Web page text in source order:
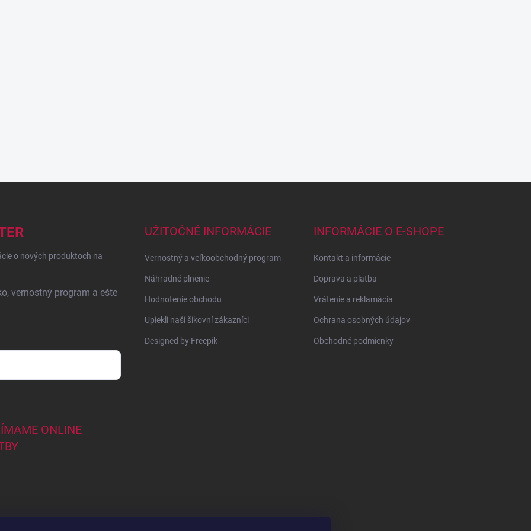
o nových produktoch na
vernostný program a ešte
UŽITOČNÉ INFORMÁCIE
Vernostný a veľkoobchodný program
Náhradné plnenie
Hodnotenie obchodu
Upiekli naši šikovní zákazníci
Designed by Freepik
INFORMÁCIE O E-SHOPE
Kontakt a informácie
Doprava a platba
Vrátenie a reklamácia
Ochrana osobných údajov
Obchodné podmienky
ONLINE